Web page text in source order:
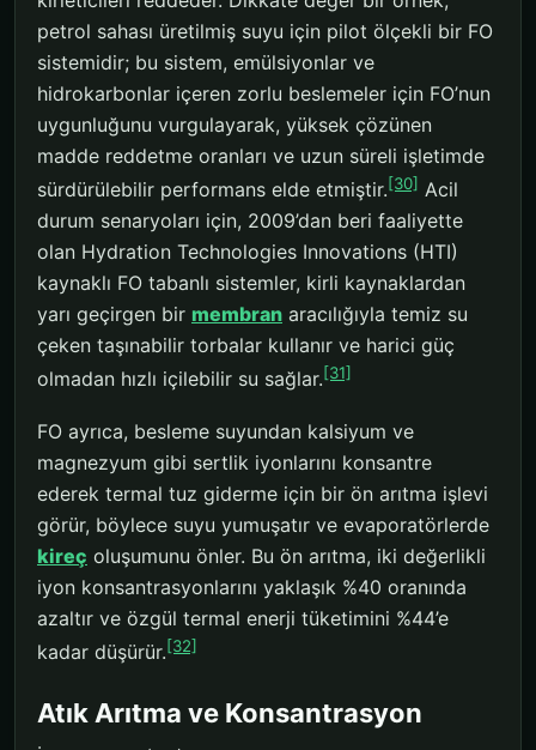
petrol sahası üretilmiş suyu için pilot ölçekli bir FO
sistemidir; bu sistem, emülsiyonlar ve
hidrokarbonlar içeren zorlu beslemeler için FO’nun
uygunluğunu vurgulayarak, yüksek çözünen
madde reddetme oranları ve uzun süreli işletimde
sürdürülebilir performans elde etmiştir.[30] Acil
durum senaryoları için, 2009’dan beri faaliyette
olan Hydration Technologies Innovations (HTI)
kaynaklı FO tabanlı sistemler, kirli kaynaklardan
yarı geçirgen bir membran aracılığıyla temiz su
çeken taşınabilir torbalar kullanır ve harici güç
olmadan hızlı içilebilir su sağlar.[31]
FO ayrıca, besleme suyundan kalsiyum ve
magnezyum gibi sertlik iyonlarını konsantre
ederek termal tuz giderme için bir ön arıtma işlevi
görür, böylece suyu yumuşatır ve evaporatörlerde
kireç oluşumunu önler. Bu ön arıtma, iki değerlikli
iyon konsantrasyonlarını yaklaşık %40 oranında
azaltır ve özgül termal enerji tüketimini %44’e
kadar düşürür.[32]
Atık Arıtma ve Konsantrasyon